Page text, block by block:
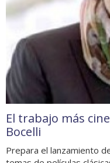
El trabajo más
Bocelli
Prepara el lanzamiento